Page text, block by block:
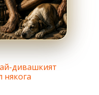
дивашкият
някога